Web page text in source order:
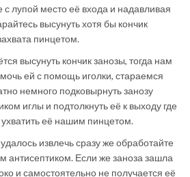
с лупой место её входа и надавливая
высунуть хотя бы кончик
пинцетом.
высунуть кончик занозы, тогда нам
ей с помощь иголки, стараемся
немного подковырнуть занозу
иглы и подтолкнуть её к выходу где
её нашим пинцетом.
извлечь сразу же обработайте
антисептиком. Если же заноза зашла
и самостоятельно не получается её